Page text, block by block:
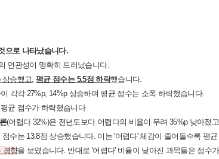
으로 나타났습니다.
연관성이 명확히 드러났습니다.
상승했고,평균 점수는 5.5점 하락했습니다.
각각 27%p, 14%p 상승하며 평균 점수는 소폭 하락했습니다.
균 점수가 하락했습니다.
(어렵다 32%)은 전년도보다 어렵다의 비율이 무려 35%p 낮아졌
수는 13.8점 상승했습니다. 이는 '어렵다' 체감이 줄어들수록 평
경향을 보였습니다. 반대로 '어렵다' 비율이 낮아진 과목들은 점수